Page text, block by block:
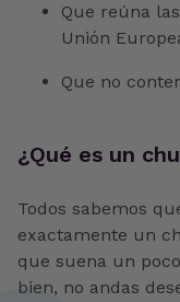
Que reúna
Unión
Que no
¿Qué es un
Todos sabemos
exactamente un
que suena un
bien, no andas